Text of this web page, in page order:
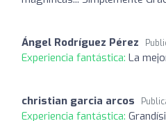
Ángel Rodríguez Pérez
Experiencia fantástica: La
christian garcia arcos
Experiencia fantástica: